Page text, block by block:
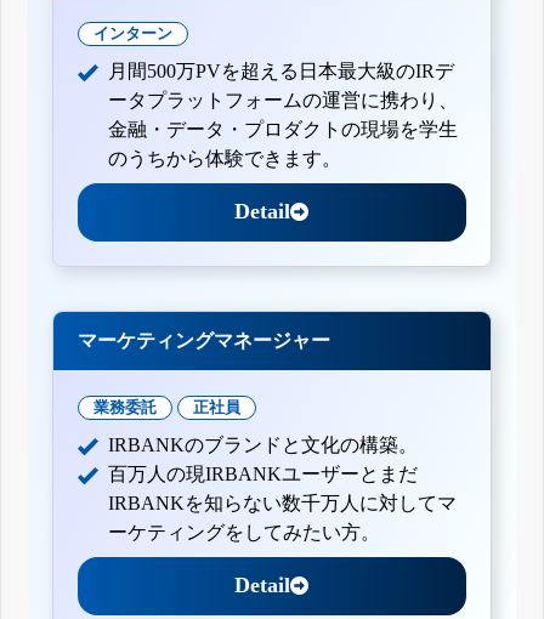
インターン
月間500万PVを超える日本最大級のIRデ
ータプラットフォームの運営に携わり、
金融・データ・プロダクトの現場を学生
のうちから体験できます。
Detail
マーケティングマネージャー
業務委託 正社員
IRBANKのブランドと文化の構築。
百万人の現IRBANKユーザーとまだ
IRBANKを知らない数千万人に対してマ
ーケティングをしてみたい方。
Detail